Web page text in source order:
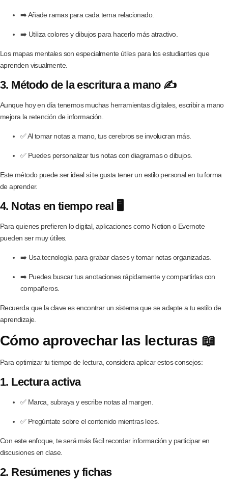
➡️ Añade ramas para cada tema relacionado.
➡️ Utiliza colores y dibujos para hacerlo más atractivo.
Los mapas mentales son especialmente útiles para los estudiantes que
aprenden visualmente.
3. Método de la escritura a mano ✍️
Aunque hoy en día tenemos muchas herramientas digitales, escribir a mano
mejora la retención de información.
✅ Al tomar notas a mano, tus cerebros se involucran más.
✅ Puedes personalizar tus notas con diagramas o dibujos.
Este método puede ser ideal si te gusta tener un estilo personal en tu forma
de aprender.
4. Notas en tiempo real 🖥️
Para quienes prefieren lo digital, aplicaciones como Notion o Evernote
pueden ser muy útiles.
➡️ Usa tecnología para grabar clases y tomar notas organizadas.
➡️ Puedes buscar tus anotaciones rápidamente y compartirlas con
compañeros.
Recuerda que la clave es encontrar un sistema que se adapte a tu estilo de
aprendizaje.
Cómo aprovechar las lecturas 📖
Para optimizar tu tiempo de lectura, considera aplicar estos consejos:
1. Lectura activa
✅ Marca, subraya y escribe notas al margen.
✅ Pregúntate sobre el contenido mientras lees.
Con este enfoque, te será más fácil recordar información y participar en
discusiones en clase.
2. Resúmenes y fichas